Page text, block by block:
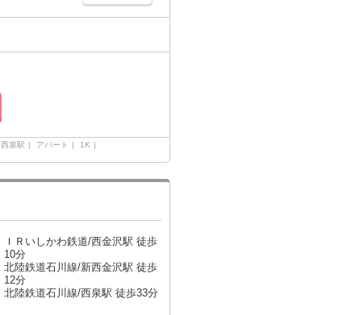
西泉駅 アパート
1K
ＩＲいしかわ鉄道/西金沢駅 徒歩
10分
北陸鉄道石川線/新西金沢駅 徒歩
12分
北陸鉄道石川線/西泉駅 徒歩33分